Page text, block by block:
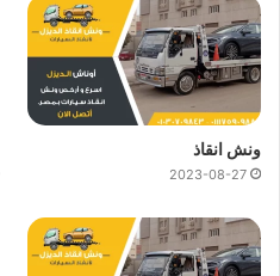
ونش انقاذ
2023-08-27